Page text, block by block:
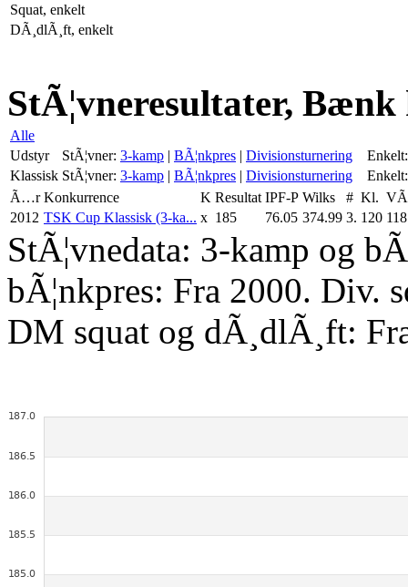
Squat, enkelt
DÃ¸dlÃ¸ft, enkelt
StÃ¦vneresultater, Bænk
Alle
Udstyr
StÃ¦vner: 3-kamp | BÃ¦nkpres | Divisionsturnering
Enkelt:
Klassisk StÃ¦vner: 3-kamp | BÃ¦nkpres | Divisionsturnering
Enkelt:
Ã…r Konkurrence K Resultat IPF-P Wilks # Kl.
2012 TSK Cup Klassisk (3-ka... x 185 76.05 374.99 3. 120
StÃ¦vnedata: 3-kamp og
bÃ¦nkpres: Fra 2000. Div.
DM squat og dÃ¸dlÃ¸ft: